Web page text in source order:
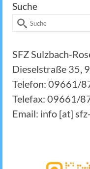
Suche
Suche
SFZ Sulzbach-
Dieselstraße 35,
Telefon: 09661/
Telefax: 09661/
Email: info [at]